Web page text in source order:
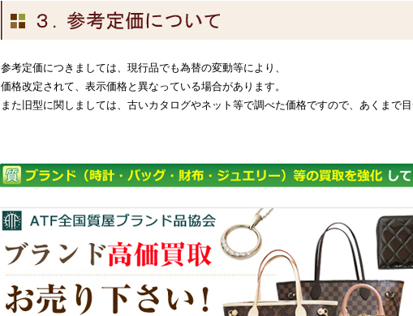
参考定価につきましては、現行品でも為替の変動等により、
価格改定されて、表示価格と異なっている場合があります。
また旧型に関しましては、古いカタログやネット等で調べた価格ですので、あくまで目